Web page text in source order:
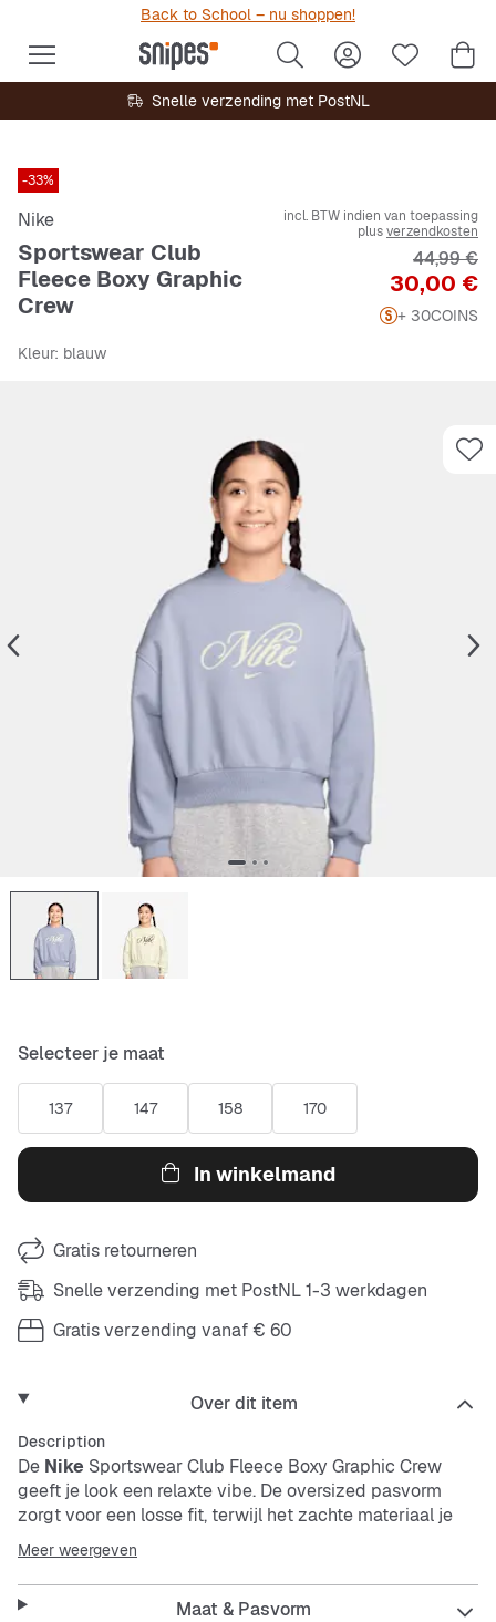
Back to School – nu shoppen!
Snelle verzending met PostNL
-33%
Nike
Sportswear Club
Fleece Boxy Graphic
Crew
incl. BTW indien van toepassing
plusverzendkosten
Prijs
30,00 €
Originele
44,99 €
+ 30COINS
Kleur: blauw
Selecteer je maat
137 147 158 170
In winkelmand
Gratis retourneren
Snelle verzending met PostNL 1-3 werkdagen
Gratis verzending vanaf € 60
Over dit item
Description
De Nike Sportswear Club Fleece Boxy Graphic Crew
geeft je look een relaxte vibe. De oversized pasvorm
zorgt voor een losse fit, terwijl het zachte materiaal je
warm en ademend houdt. De onderhoudsvriendelijke en
duurzame kwaliteit maakt de hoodie perfect voor elke
dag.
Meer weergeven
Maat & Pasvorm